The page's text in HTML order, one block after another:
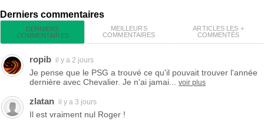
Derniers commentaires
DERNIERS
COMMENTAIRES
MEILLEURS
COMMENTAIRES
ARTICLES LES +
COMMENTÉS
ropib il y a 2 jours
Je pense que le PSG a trouvé ce qu'il pouvait trouver l'année
dernière avec Chevalier. Je n'ai jamai...
voir plus
zlatan il y a 3 jours
Il est vraiment nul Roger !